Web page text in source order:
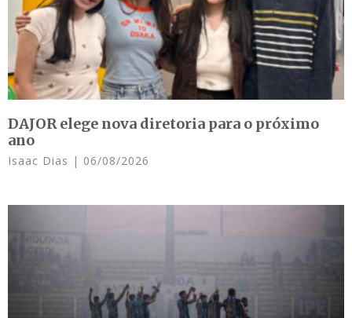
DAJOR elege nova diretoria para o próximo
ano
Isaac Dias 06/08/2026